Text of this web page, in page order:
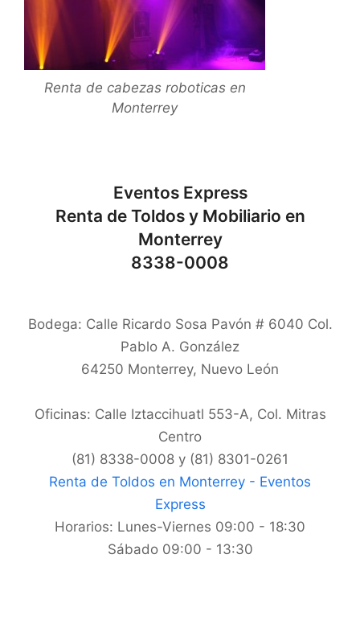
Renta de cabezas roboticas en
Monterrey
Eventos Express
Renta de Toldos y Mobiliario en
Monterrey
8338-0008
Bodega: Calle Ricardo Sosa Pavón # 6040 Col.
Pablo A. González
64250 Monterrey, Nuevo León
Oficinas: Calle Iztaccihuatl 553-A, Col. Mitras
Centro
(81) 8338-0008 y (81) 8301-0261
Renta de Toldos en Monterrey - Eventos
Express
Horarios: Lunes-Viernes 09:00 - 18:30
Sábado 09:00 - 13:30